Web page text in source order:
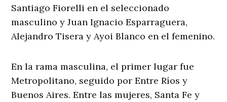
Santiago Fiorelli en el seleccionado
masculino y Juan Ignacio Esparraguera,
Alejandro Tisera y Ayoi Blanco en el femenino.
En la rama masculina, el primer lugar fue
Metropolitano, seguido por Entre Ríos y
Buenos Aires. Entre las mujeres, Santa Fe y